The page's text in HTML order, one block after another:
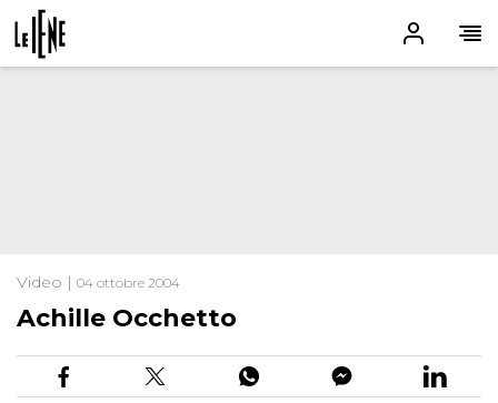
Video | 04 ottobre 2004
Achille Occhetto